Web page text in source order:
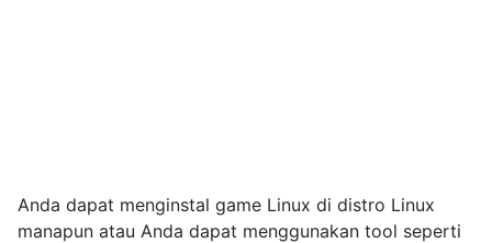
Anda dapat menginstal game Linux di distro Linux
manapun atau Anda dapat menggunakan tool seperti